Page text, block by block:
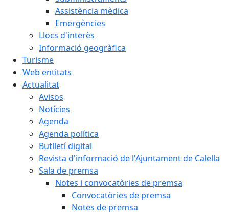
Assistència mèdica
Emergències
Llocs d'interès
Informació geogràfica
Turisme
Web entitats
Actualitat
Avisos
Notícies
Agenda
Agenda política
Butlletí digital
Revista d'informació de l'Ajuntament de Calella
Sala de premsa
Notes i convocatòries de premsa
Convocatòries de premsa
Notes de premsa